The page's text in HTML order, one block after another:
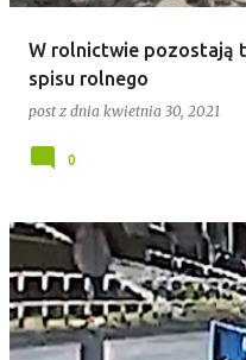
W rolnictwie pozostają
spisu rolnego
post z dnia kwietnia 30, 2021
0